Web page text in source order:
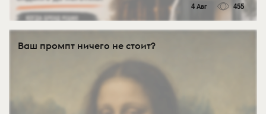
4 Авг 455
Ваш промпт ничего не стоит?